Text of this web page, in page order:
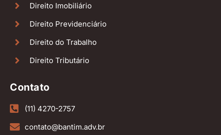
Direito Imobiliário
Direito Previdenciário
Direito do Trabalho
Direito Tributário
Contato
(11) 4270-2757
contato@bantim.adv.br